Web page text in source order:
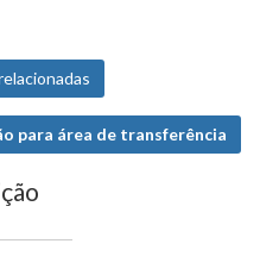
para área de transferência